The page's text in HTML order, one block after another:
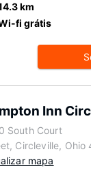
km
fi grátis
Inn
South Court
Circleville, Ohio
mapa